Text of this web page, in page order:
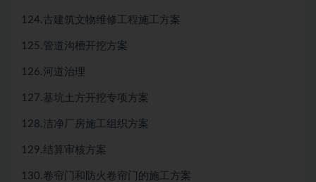
124.古建筑文物维修工程施工方案
125.管道沟槽开挖方案
126.河道治理
127.基坑土方开挖专项方案
128.洁净厂房施工组织方案
129.结算审核方案
130.卷帘门和防火卷帘门的施工方案